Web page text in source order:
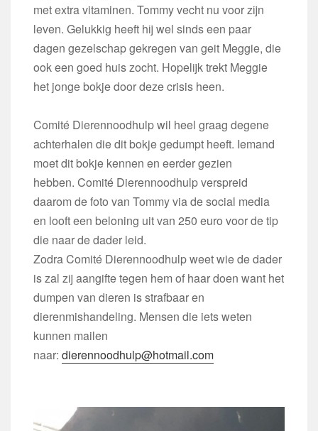
met extra vitaminen. Tommy vecht nu voor zijn
leven. Gelukkig heeft hij wel sinds een paar
dagen gezelschap gekregen van geit Meggie, die
ook een goed huis zocht. Hopelijk trekt Meggie
het jonge bokje door deze crisis heen.
Comité Dierennoodhulp wil heel graag degene
achterhalen die dit bokje gedumpt heeft. Iemand
moet dit bokje kennen en eerder gezien
hebben. Comité Dierennoodhulp verspreid
daarom de foto van Tommy via de social media
en looft een beloning uit van 250 euro voor de tip
die naar de dader leid.
Zodra Comité Dierennoodhulp weet wie de dader
is zal zij aangifte tegen hem of haar doen want het
dumpen van dieren is strafbaar en
dierenmishandeling. Mensen die iets weten
kunnen mailen
naar:dierennoodhulp@hotmail.com